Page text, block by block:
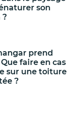
son
?
prend
Que faire en cas
sur une toiture
?